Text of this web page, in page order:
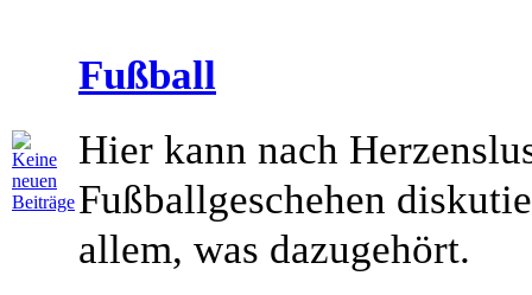
Fußball
Hier kann nach
Fußballgeschehen
allem, was dazugehört.